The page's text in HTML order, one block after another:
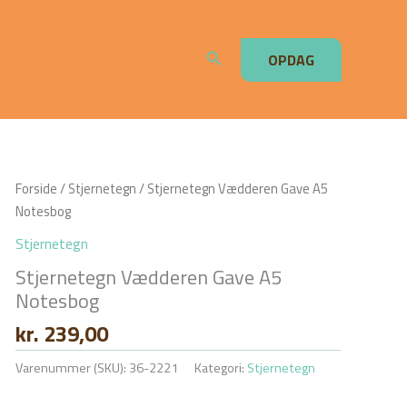
Søg OPDAG
Forside/Stjernetegn/ Stjernetegn Vædderen Gave A5
Notesbog
Stjernetegn
Stjernetegn Vædderen Gave A5
Notesbog
kr. 239,00
Varenummer (SKU): 36-2221 Kategori: Stjernetegn